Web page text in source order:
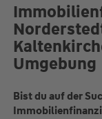
Umgebung
Bist du auf der